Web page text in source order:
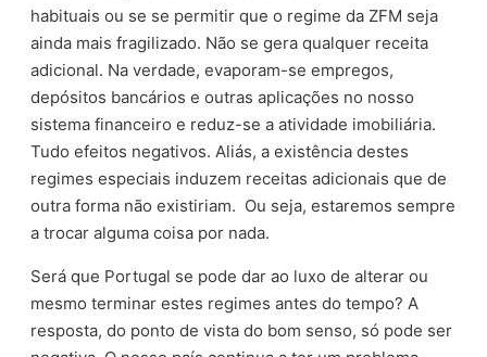
habituais ou se se permitir que o regime da ZFM seja
ainda mais fragilizado. Não se gera qualquer receita
adicional. Na verdade, evaporam-se empregos,
depósitos bancários e outras aplicações no nosso
sistema financeiro e reduz-se a atividade imobiliária.
Tudo efeitos negativos. Aliás, a existência destes
regimes especiais induzem receitas adicionais que de
outra forma não existiriam. Ou seja, estaremos sempre
a trocar alguma coisa por nada.
Será que Portugal se pode dar ao luxo de alterar ou
mesmo terminar estes regimes antes do tempo? A
resposta, do ponto de vista do bom senso, só pode ser